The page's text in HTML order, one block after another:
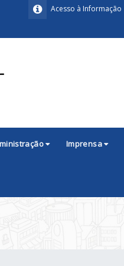
Acesso à Informação
Imprensa